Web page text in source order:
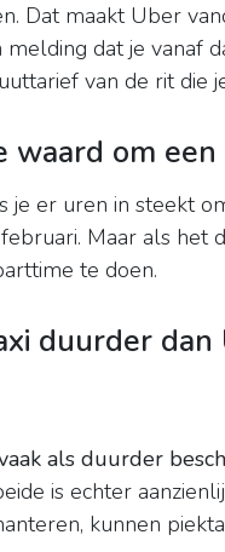
Dat maakt Uber
dat je vanaf
van de rit die
waard om
je er uren in steekt
Maar als het
te doen.
duurder dan
als duurder
is echter
kunnen